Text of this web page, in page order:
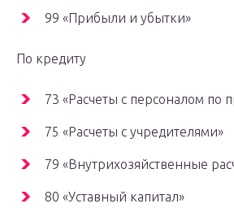
99 «Прибыли и убытки»
По кредиту
73 «Расчеты с персоналом по
75 «Расчеты с учредителями»
79 «Внутрихозяйственные
80 «Уставный капитал»